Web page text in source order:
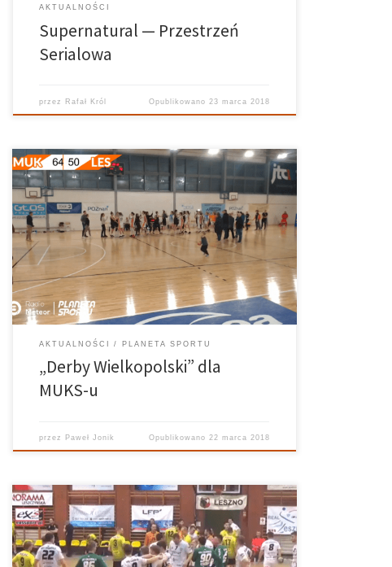
AKTUALNOŚCI
Supernatural — Przestrzeń
Serialowa
przez Rafał Król Opublikowano 23 marca 2018
MUKS Poznań – Tęcza Leszno 64:50 Komentują: Natalia
Kowalczyk, Paweł Jonik W środę, 21 marca 2018 r.
byliśmy świadkami trzeciego, rozstrzygającego
spotkania w I rundzie fazy play-off 1. ligi koszykówki
kobiet w grupie B. Poznanianki na własnym parkiecie
bez większych […]
AKTUALNOŚCI PLANETA SPORTU
„Derby Wielkopolski” dla
MUKS-u
przez Paweł Jonik Opublikowano 22 marca 2018
MKS Real-Astromal Leszno 21:21(4:1) WKS Grunwald
Poznań Komentują: Sebastian Kierzek, Barbara
Wrotniewska Do ostatnich minut ważyły się losy